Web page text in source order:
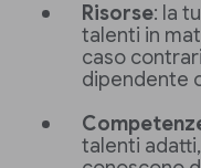
Risorse: la
talenti in
caso
dipendente
talenti